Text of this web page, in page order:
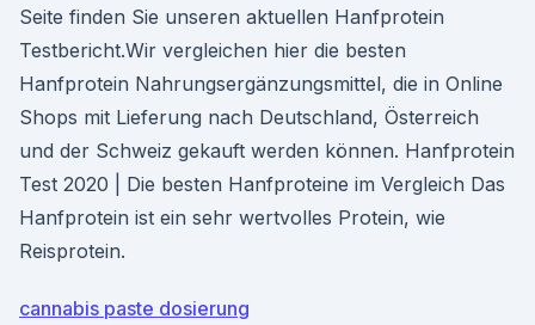
Seite finden Sie unseren aktuellen Hanfprotein
Testbericht.Wir vergleichen hier die besten
Hanfprotein Nahrungsergänzungsmittel, die in Online
Shops mit Lieferung nach Deutschland, Österreich
und der Schweiz gekauft werden können. Hanfprotein
Test 2020 | Die besten Hanfproteine im Vergleich Das
Hanfprotein ist ein sehr wertvolles Protein, wie
Reisprotein.
cannabis paste dosierung